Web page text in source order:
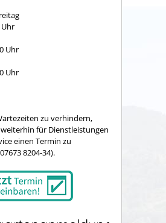
Uhr
Uhr
Uhr
zu verhindern,
für Dienstleistungen
einen Termin zu
8204-34).